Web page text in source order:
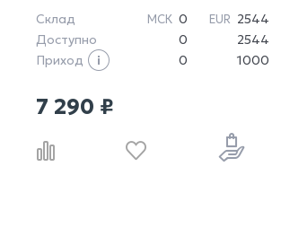
Склад МСК 0 EUR 2544
Доступно
0
2544
Приход
0 1000
7 290 ₽